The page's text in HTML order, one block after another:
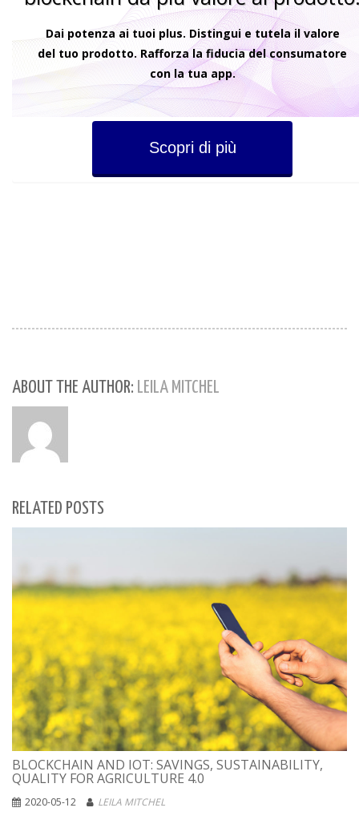
Dai potenza ai tuoi plus. Distingui e tutela il valore
del tuo prodotto. Rafforza la fiducia del consumatore
con la tua app.
Scopri di più
ABOUT THE AUTHOR: LEILA MITCHEL
RELATED POSTS
BLOCKCHAIN AND IOT: SAVINGS, SUSTAINABILITY,
QUALITY FOR AGRICULTURE 4.0
2020-05-12 LEILA MITCHEL